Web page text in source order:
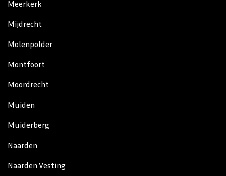
Meerkerk
Mijdrecht
Molenpolder
Montfoort
Moordrecht
Muiden
Muiderberg
Naarden
Naarden Vesting